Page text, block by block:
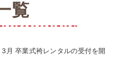
覧
月 卒業式袴レンタルの受付を開